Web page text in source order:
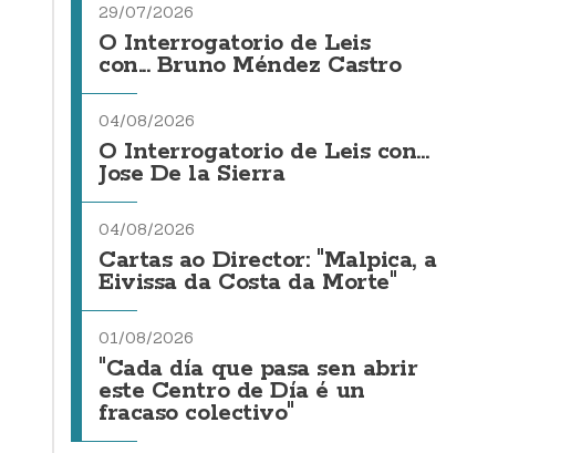
29/07/2026
O Interrogatorio de Leis
con... Bruno Méndez Castro
04/08/2026
O Interrogatorio de Leis con...
Jose De la Sierra
04/08/2026
Cartas ao Director: "Malpica, a
Eivissa da Costa da Morte"
01/08/2026
"Cada día que pasa sen abrir
este Centro de Día é un
fracaso colectivo"